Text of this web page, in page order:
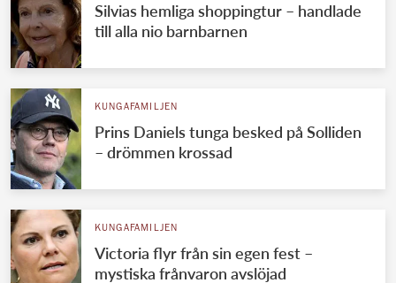
Silvias hemliga shoppingtur – handlade
till alla nio barnbarnen
KUNGAFAMILJEN
Prins Daniels tunga besked på Solliden
– drömmen krossad
KUNGAFAMILJEN
Victoria flyr från sin egen fest –
mystiska frånvaron avslöjad